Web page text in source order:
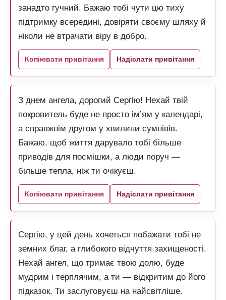
занадто гучний. Бажаю тобі чути цю тиху
підтримку всередині, довіряти своєму шляху й
ніколи не втрачати віру в добро.
Копіювати привітання Надіслати привітання
З днем ангела, дорогий Сергію! Нехай твій
покровитель буде не просто ім’ям у календарі,
а справжнім другом у хвилини сумнівів.
Бажаю, щоб життя дарувало тобі більше
приводів для посмішки, а люди поруч —
більше тепла, ніж ти очікуєш.
Копіювати привітання Надіслати привітання
Сергію, у цей день хочеться побажати тобі не
земних благ, а глибокого відчуття захищеності.
Нехай ангел, що тримає твою долю, буде
мудрим і терплячим, а ти — відкритим до його
підказок. Ти заслуговуєш на найсвітліше.